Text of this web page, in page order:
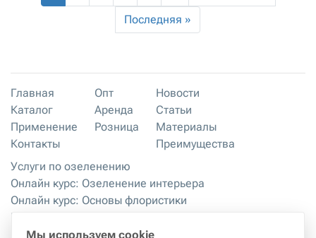
Последняя »
Главная
Каталог
Применение
Контакты
Опт
Аренда
Розница
Новости
Статьи
Материалы
Преимущества
Услуги по озеленению
Онлайн курс: Озеленение интерьера
Онлайн курс: Основы флористики
Мастер-классы
Правила хранения и эксплуатации
Мы используем cookie